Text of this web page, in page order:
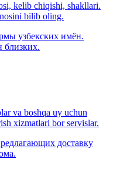
kelib chiqishi, shakllari.
bilib oling.
узбекских имён.
близких.
va boshqa uy uchun
xizmatlari bor servislar.
доставку